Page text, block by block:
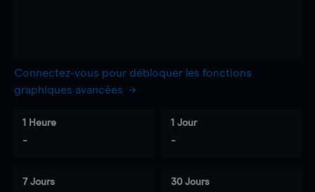
Connectez-vous pour débloquer les fonctions
graphiques avancées
1 Heure
-
1 Jour
-
7 Jours 30 Jours